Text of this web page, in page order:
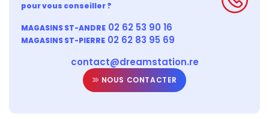
pour vous conseiller ?
MAGASINS ST-ANDRE 02 62 53 90 16
MAGASINS ST-PIERRE 02 62 83 95 69
contact@dreamstation.re
NOUS CONTACTER